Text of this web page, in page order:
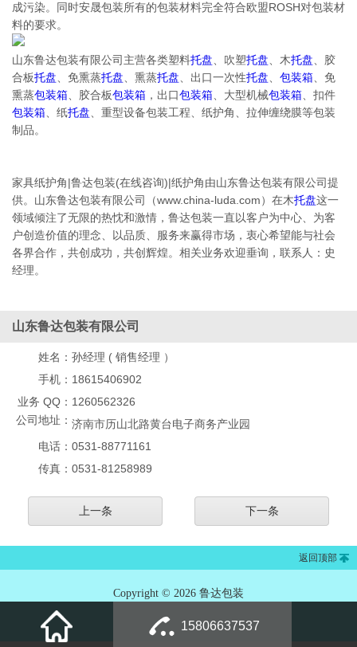
成污染。同时安晟包装所有的包装材料完全符合欧盟ROSH对包装材
料的要求。
山东鲁达包装有限公司主营各类塑料托盘 、吹塑托盘 、木托盘 、胶
合板托盘 、免熏蒸托盘 、熏蒸托盘 、出口一次性托盘 包装箱 、免
熏蒸包装箱 、胶合板包装箱 ，出口包装箱 、大型机械包装箱 、扣件
包装箱 、纸托盘 、重型设备包装工程、纸护角、拉伸缠绕膜等包装
制品。
家具纸护角|鲁达包装(在线咨询)|纸护角由山东鲁达包装有限公司提
供。山东鲁达包装有限公司（www.china-luda.com）在木托盘这一
领域倾注了无限的热忱和激情，鲁达包装一直以客户为中心、为客
户创造价值的理念、以品质、服务来赢得市场，衷心希望能与社会
各界合作，共创成功，共创辉煌。相关业务欢迎垂询，联系人：史
经理。
山东鲁达包装有限公司
姓名： 孙经理 ( 销售经理 ）
手机： 18615406902
业务 QQ： 1260562326
公司地址： 济南市历山北路黄台电子商务产业园
电话： 0531-88771161
传真： 0531-81258989
上一条 下一条
返回顶部
Copyright © 2026 鲁达包装
15806637537